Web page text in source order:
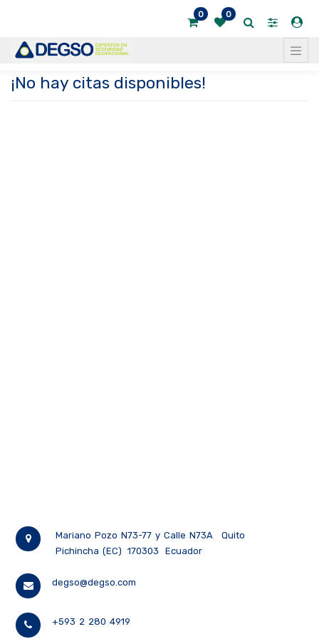
0 0
¡No hay citas disponibles!
Mariano Pozo N73-77 y Calle N73A
Quito
Pichincha (EC)
170303 Ecuador
degso@degso.com
+593 2 280 4919